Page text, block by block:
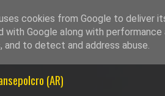
BOCA 1999
(AR)
cookies from Google to deliver
with Google along with
to detect and address abuse.